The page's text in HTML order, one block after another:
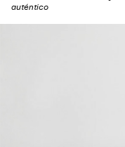
auténtico